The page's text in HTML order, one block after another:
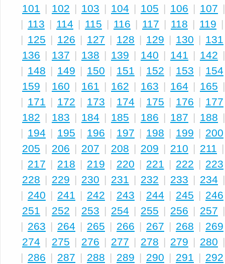
101 | 102 | 103 | 104 | 105 | 106 | 107
| 113 | 114 | 115 | 116 | 117 | 118 | 119
| 125 | 126 | 127 | 128 | 129 | 130 | 131
136 | 137 | 138 | 139 | 140 | 141 | 142
| 148 | 149 | 150 | 151 | 152 | 153 | 154
159 | 160 | 161 | 162 | 163 | 164 | 165
| 171 | 172 | 173 | 174 | 175 | 176 | 177
182 | 183 | 184 | 185 | 186 | 187 | 188
| 194 | 195 | 196 | 197 | 198 | 199 | 200
205 | 206 | 207 | 208 | 209 | 210 | 211
| 217 | 218 | 219 | 220 | 221 | 222 | 223
228 | 229 | 230 | 231 | 232 | 233 | 234
| 240 | 241 | 242 | 243 | 244 | 245 | 246
251 | 252 | 253 | 254 | 255 | 256 | 257
| 263 | 264 | 265 | 266 | 267 | 268 | 269
274 | 275 | 276 | 277 | 278 | 279 | 280
| 286 | 287 | 288 | 289 | 290 | 291 | 292